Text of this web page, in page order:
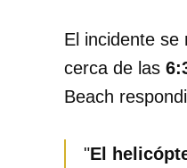
El incidente se
cerca de las
Beach
"El